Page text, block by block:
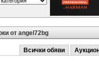
от angel72bg
Всички обяви